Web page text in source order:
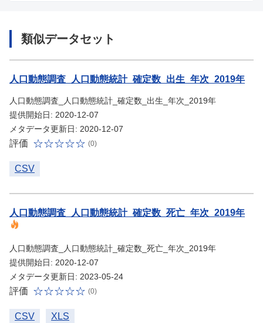
類似データセット
人口動態調査_人口動態統計_確定数_出生_年次_2019年
人口動態調査_人口動態統計_確定数_出生_年次_2019年
提供開始日: 2020-12-07
メタデータ更新日: 2020-12-07
評価 (0)
CSV
人口動態調査_人口動態統計_確定数_死亡_年次_2019年
人口動態調査_人口動態統計_確定数_死亡_年次_2019年
提供開始日: 2020-12-07
メタデータ更新日: 2023-05-24
評価 (0)
CSV XLS